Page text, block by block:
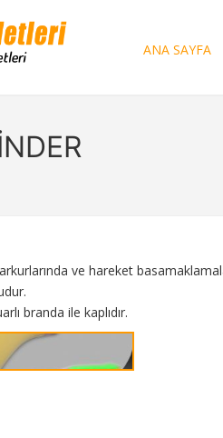
ANA SAYFA
ve hareket
branda ile kaplıdır.